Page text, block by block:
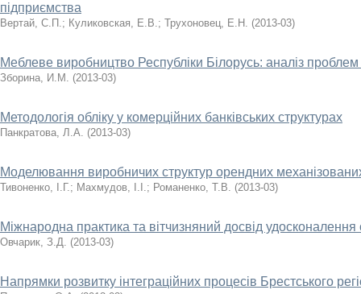
підприємства
Вертай, С.П.; Куликовская, Е.В.; Трухоновец, Е.Н. (2013-03)
Меблеве виробництво Республіки Білорусь: аналіз
Зборина, И.М. (2013-03)
Методологія обліку у комерційних банківських структурах
Панкратова, Л.А. (2013-03)
Моделювання виробничих структур орендних механізованих
Тивоненко, І.Г.; Махмудов, І.І.; Романенко, Т.В. (2013-03)
Міжнародна практика та вітчизняний досвід удосконалення
Овчарик, З.Д. (2013-03)
Напрямки розвитку інтеграційних процесів Брестського